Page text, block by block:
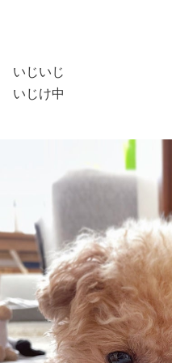
いじいじ
いじけ中